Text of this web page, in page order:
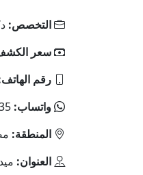
التخصص:
سعر
رقم
واتساب:
المنطقة:
العنوان: